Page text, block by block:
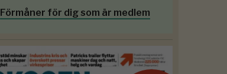
Förmåner för dig som är medlem